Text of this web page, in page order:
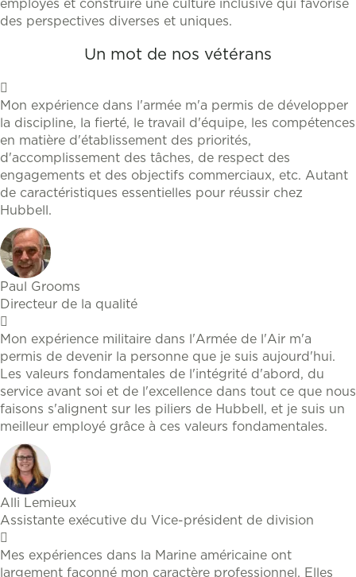
employés et construire une culture inclusive qui favorise
des perspectives diverses et uniques.
Un mot de nos vétérans
Mon expérience dans l'armée m'a permis de développer
la discipline, la fierté, le travail d'équipe, les compétences
en matière d'établissement des priorités,
d'accomplissement des tâches, de respect des
engagements et des objectifs commerciaux, etc. Autant
de caractéristiques essentielles pour réussir chez
Hubbell.
Paul Grooms
Directeur de la qualité
Mon expérience militaire dans l'Armée de l'Air m'a
permis de devenir la personne que je suis aujourd'hui.
Les valeurs fondamentales de l'intégrité d'abord, du
service avant soi et de l'excellence dans tout ce que nous
faisons s'alignent sur les piliers de Hubbell, et je suis un
meilleur employé grâce à ces valeurs fondamentales.
Alli Lemieux
Assistante exécutive du Vice-président de division
Mes expériences dans la Marine américaine ont
largement façonné mon caractère professionnel. Elles